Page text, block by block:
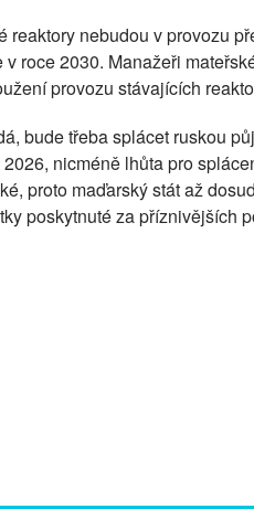
nebudou v provozu
roce 2030. Manažeři
provozu stávajících
bude třeba splácet ruskou
nicméně lhůta pro
proto maďarský stát až
poskytnuté za příznivějších